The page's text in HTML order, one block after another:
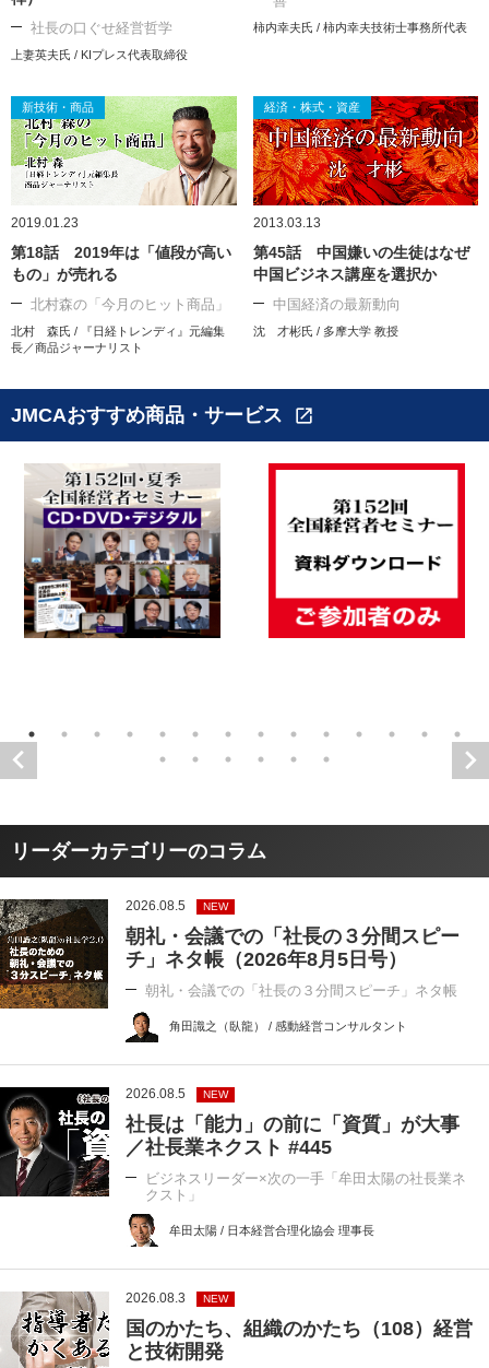
社長の口ぐせ経営哲学
上妻英夫氏 / KIプレス代表取締役
柿内幸夫氏 / 柿内幸夫技術士事務所代表
新技術・商品
2019.01.23
第18話 2019年は「値段が高い
もの」が売れる
北村森の「今月のヒット商品」
北村 森氏 / 『日経トレンディ』元編集
長／商品ジャーナリスト
経済・株式・資産
2013.03.13
第45話 中国嫌いの生徒はなぜ
中国ビジネス講座を選択か
中国経済の最新動向
沈 才彬氏 / 多摩大学 教授
JMCAおすすめ商品・サービス open_in_new
リーダーカテゴリーのコラム
2026.08.5 NEW
朝礼・会議での「社長の３分間スピー
チ」ネタ帳（2026年8月5日号）
朝礼・会議での「社長の３分間スピーチ」ネタ帳
角田識之（臥龍） / 感動経営コンサルタント
2026.08.5 NEW
社長は「能力」の前に「資質」が大事
／社長業ネクスト #445
ビジネスリーダー×次の一手「牟田太陽の社長業ネ
クスト」
牟田太陽 / 日本経営合理化協会 理事長
2026.08.3 NEW
国のかたち、組織のかたち（108）経営
と技術開発